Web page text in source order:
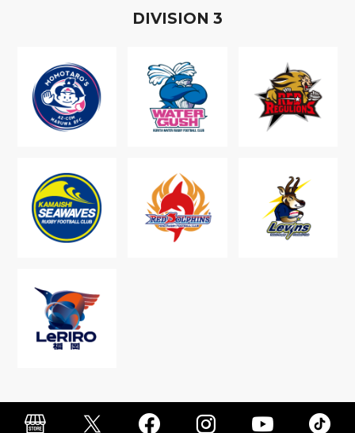
DIVISION 3